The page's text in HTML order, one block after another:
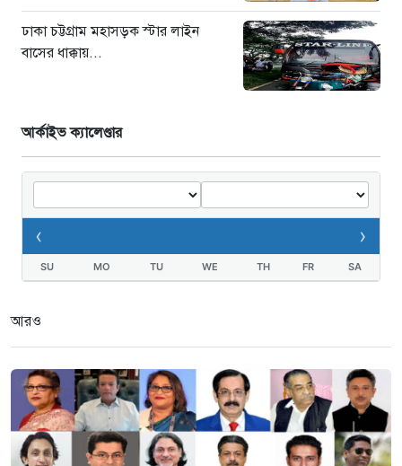
ঢাকা চট্টগ্রাম মহাসড়ক স্টার লাইন
বাসের ধাক্কায়...
আর্কাইভ ক্যালেণ্ডার
‹ ›
SU MO TU WE TH FR SA
আরও